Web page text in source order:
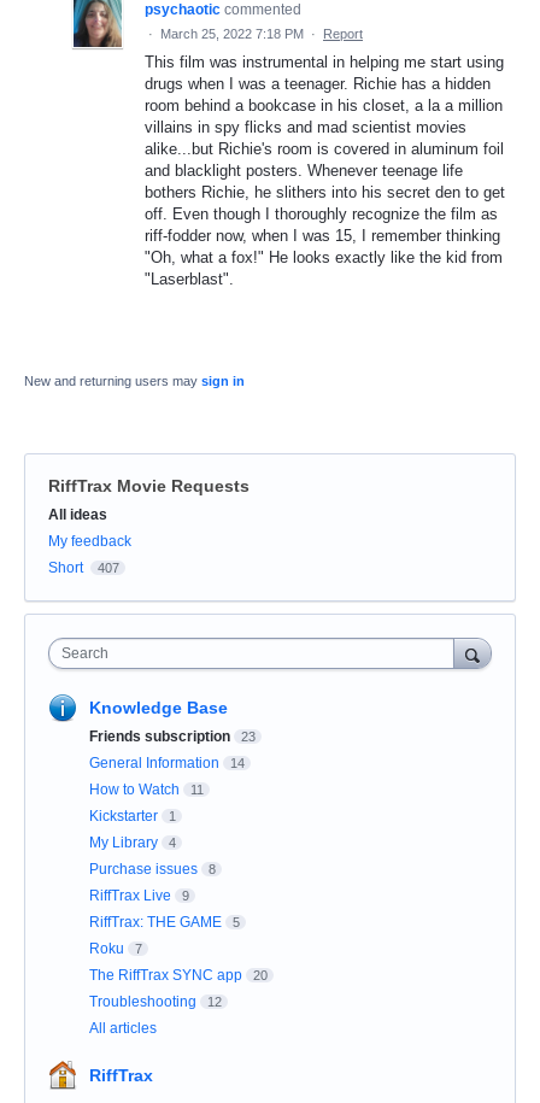
psychaotic commented
· March 25, 2022 7:18 PM · Report
This film was instrumental in helping me start using
drugs when I was a teenager. Richie has a hidden
room behind a bookcase in his closet, a la a million
villains in spy flicks and mad scientist movies
alike...but Richie's room is covered in aluminum foil
and blacklight posters. Whenever teenage life
bothers Richie, he slithers into his secret den to get
off. Even though I thoroughly recognize the film as
riff-fodder now, when I was 15, I remember thinking
"Oh, what a fox!" He looks exactly like the kid from
"Laserblast".
New and returning users may sign in
RiffTrax Movie Requests
Categories
All ideas
My feedback
Short
407
Search
Knowledge Base
Friends subscription 23
General Information 14
How to Watch 11
Kickstarter 1
My Library 4
Purchase issues 8
RiffTrax Live 9
RiffTrax: THE GAME 5
Roku 7
The RiffTrax SYNC app 20
Troubleshooting 12
All articles
RiffTrax